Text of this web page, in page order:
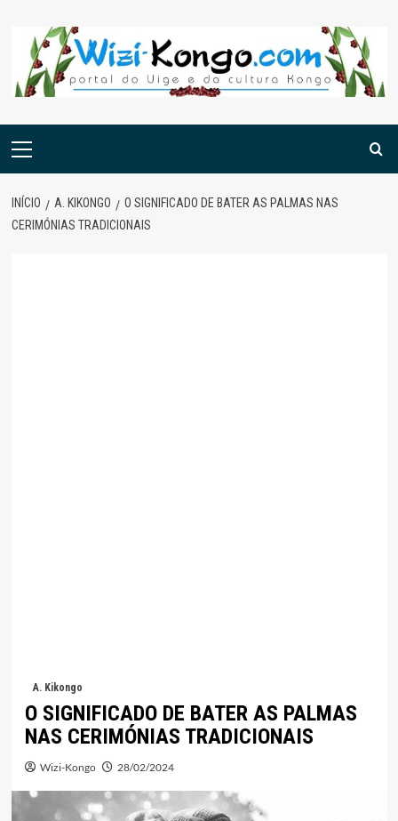
content
Menu
INÍCIO A. KIKONGO
O SIGNIFICADO DE BATER AS PALMAS NAS
CERIMÓNIAS TRADICIONAIS
A. Kikongo
O SIGNIFICADO DE BATER AS PALMAS
NAS CERIMÓNIAS TRADICIONAIS
Wizi-Kongo 28/02/2024